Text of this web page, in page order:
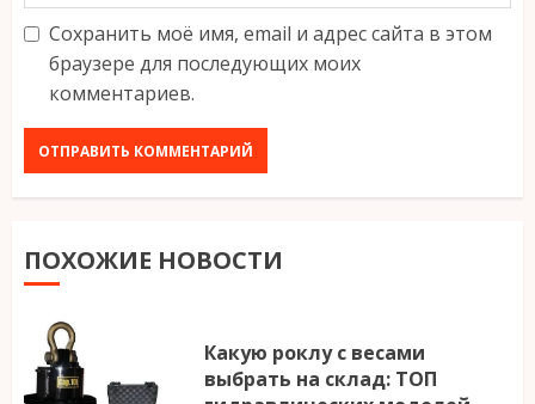
Сохранить моё имя, email и адрес сайта в этом
браузере для последующих моих
комментариев.
ПОХОЖИЕ НОВОСТИ
Какую роклу с весами
выбрать на склад: ТОП